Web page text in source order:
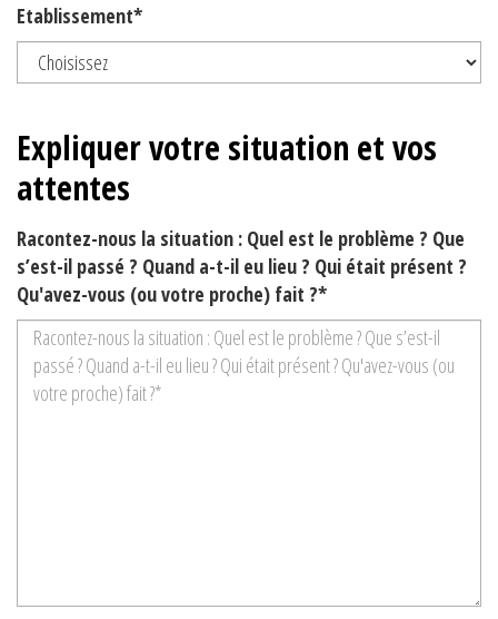
Etablissement*
Expliquer votre situation et vos
attentes
Racontez-nous la situation : Quel est le problème ? Que
s’est-il passé ? Quand a-t-il eu lieu ? Qui était présent ?
Qu'avez-vous (ou votre proche) fait ?*